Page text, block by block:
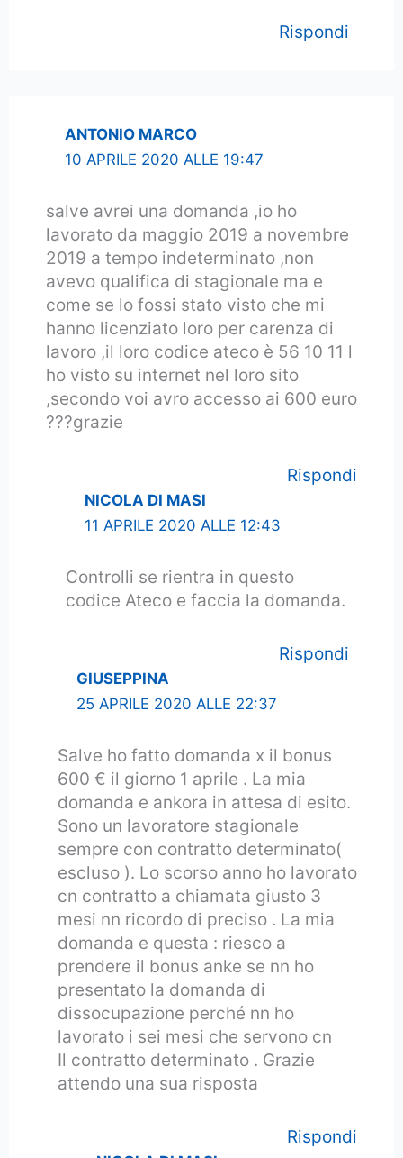
Rispondi
ANTONIO MARCO
10 APRILE 2020 ALLE 19:47
salve avrei una domanda ,io ho
lavorato da maggio 2019 a novembre
2019 a tempo indeterminato ,non
avevo qualifica di stagionale ma e
come se lo fossi stato visto che mi
hanno licenziato loro per carenza di
lavoro ,il loro codice ateco è 56 10 11 l
ho visto su internet nel loro sito
,secondo voi avro accesso ai 600 euro
???grazie
Rispondi
NICOLA DI MASI
11 APRILE 2020 ALLE 12:43
Controlli se rientra in questo
codice Ateco e faccia la domanda.
Rispondi
GIUSEPPINA
25 APRILE 2020 ALLE 22:37
Salve ho fatto domanda x il bonus
600 € il giorno 1 aprile . La mia
domanda e ankora in attesa di esito.
Sono un lavoratore stagionale
sempre con contratto determinato(
escluso ). Lo scorso anno ho lavorato
cn contratto a chiamata giusto 3
mesi nn ricordo di preciso . La mia
domanda e questa : riesco a
prendere il bonus anke se nn ho
presentato la domanda di
dissocupazione perché nn ho
lavorato i sei mesi che servono cn
Il contratto determinato . Grazie
attendo una sua risposta
Rispondi